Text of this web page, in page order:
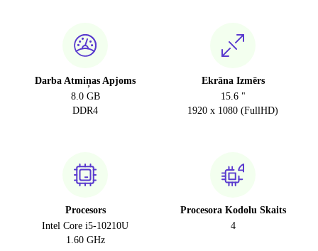
Darba Atmiņas Apjoms
8.0 GB
DDR4
Ekrāna Izmērs
15.6 "
1920 x 1080 (FullHD)
Procesors
Intel Core i5-10210U
1.60 GHz
Procesora Kodolu Skaits
4